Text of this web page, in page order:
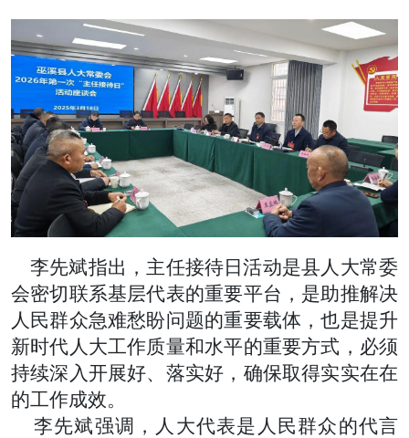
李先斌指出，主任接待日活动是县人大常委
会密切联系基层代表的重要平台，是助推解决
人民群众急难愁盼问题的重要载体，也是提升
新时代人大工作质量和水平的重要方式，必须
持续深入开展好、落实好，确保取得实实在在
的工作成效。
李先斌强调，人大代表是人民群众的代言